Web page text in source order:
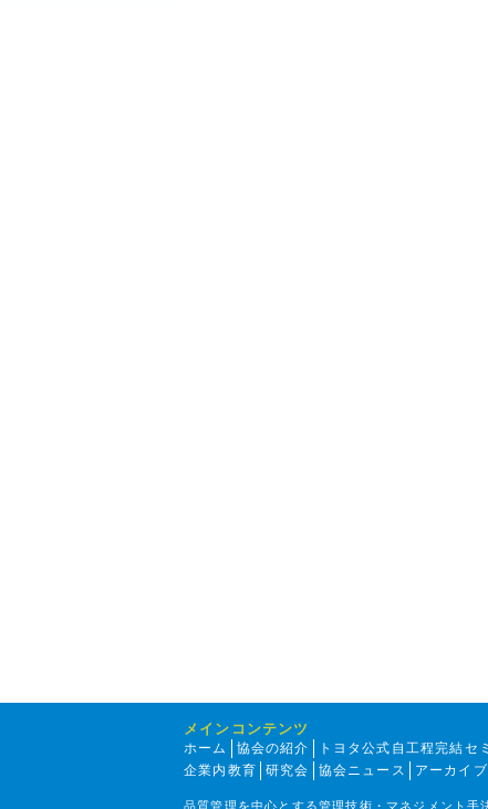
メインコンテンツ
ホーム 協会の紹介 トヨタ公式自工程完結セ
企業内教育
研究会 協会ニュース アーカイ
品質管理を中心とする管理技術・マネジメント手